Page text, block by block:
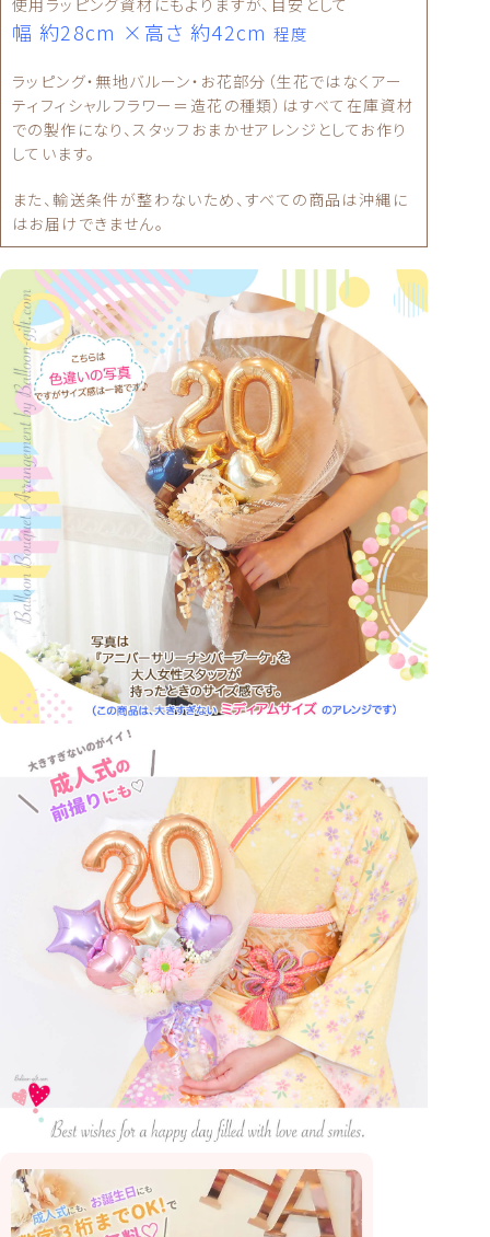
使用ラッピング資材にもよりますが、目安として
幅 約28cm ×高さ 約42cm程度
ラッピング・無地バルーン・お花部分（生花ではなくアー
ティフィシャルフラワー＝造花の種類）はすべて在庫資材
での製作になり、スタッフおまかせアレンジとしてお作り
しています。
また、輸送条件が整わないため、すべての商品は沖縄に
はお届けできません。